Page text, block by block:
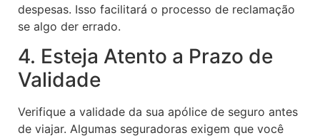
despesas. Isso facilitará o processo de reclamação
se algo der errado.
4. Esteja Atento a Prazo de
Validade
Verifique a validade da sua apólice de seguro antes
de viajar. Algumas seguradoras exigem que você